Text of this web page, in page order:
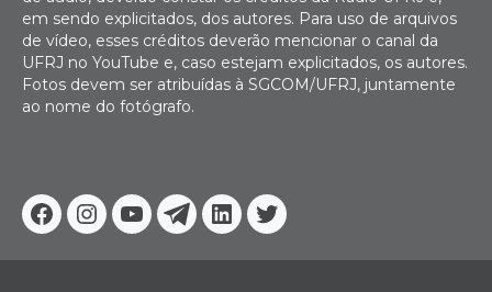
Facebook
Instagram
YoutubeTelegram
Linkedin
Twitter
em sendo explicitados, dos autores. Para uso de arquivos
de vídeo, esses créditos deverão mencionar o canal da
UFRJ no YouTube e, caso estejam explicitados, os autores.
Fotos devem ser atribuídas à SGCOM/UFRJ, juntamente
ao nome do fotógrafo.